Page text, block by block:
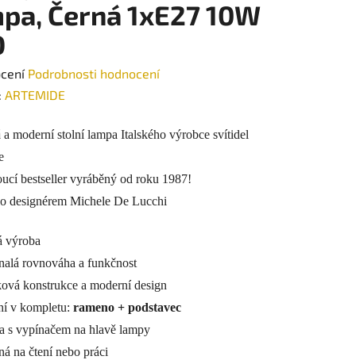
Černá 1xE27 10W
Podrobnosti hodnocení
ARTEMIDE
moderní stolní lampa Italského výrobce svítidel
bestseller vyráběný od roku 1987!
designérem Michele De Lucchi
výroba
rovnováha a funkčnost
konstrukce a moderní design
v kompletu: rameno + podstavec
s vypínačem na hlavě lampy
na čtení nebo práci